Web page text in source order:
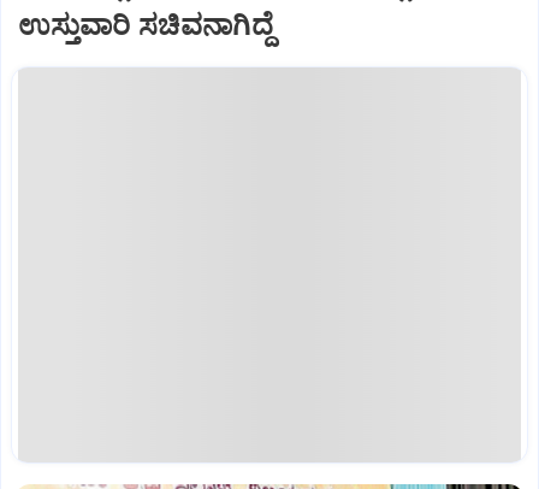
ಉಸ್ತುವಾರಿ ಸಚಿವನಾಗಿದ್ದೆ